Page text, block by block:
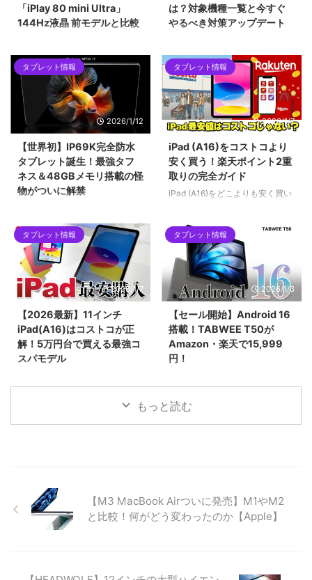
「iPlay 80 mini Ultra」
144Hz液晶 前モデルと比較
8.4インチタブレット「iPlay 80
mini Ultra」を紹介します。最新
チップセットのDimensity 9400
をはじめ、2.5Kの144Hzディス
プレイ、100W急速充電など、コ
ンパクトな筐体に詰め込まれた驚
異的なスペックについて解説して
います。ハイエンドな小型タブレ
ットを求めるユーザーにとって、
2026年現在の最有力候補となる1
台です。
は？対象機種一覧と今すぐ
やるべき対策アップデート
ックドア「Keenadu」問題。
Alldocube、Teclast、Headwolf
など、当サイトでも紹介した格安
タブレットが対象となった今回の
騒動を時系列で解説します。迅速
な対応で評価を上げたメーカー
は？手元の「Alldocube iPlay 60
mini pro」を例に、画像付きで対
策アップデートの手順も詳しくご
紹介します。
タブレット情報
2026/1/12
【世界初】IP69K完全防水
タブレット誕生！最強タフ
ネス＆48GBメモリ搭載の怪
物がついに解禁
IP69K完全防水タブレット
「Blackview MEGA 12」。12.2
インチ2.4K液晶、Dimensity
7200、最大48GBメモリ搭載の
フラッグシップ性能を誇りなが
ら、早期割引で299ドルという驚
異のコスパ。キーボードやペンな
ど豪華5大特典が貰える先行販売
セール情報を見逃すな！
タブレット情報
2026/1/7
iPad (A16)をコストコより
安く買う！楽天ポイント2重
取りの完全ガイド
iPad (A16)をどこよりも安く買い
ント2重取りルート」を徹底解説
します。SPU（ポイントアップ）
やお買い物マラソンをフル活用し
て、実質5万円台前半で手に入れ
る具体的な手順や、初心者がハマ
りやすい購入制限の注意点まで網
羅。2026年最新の最安値攻略ガ
イドです。
タブレット情報
2026/1/7
【2026最新】11インチ
iPad(A16)はコストコが正
解！5万円台で買える最強コ
スパモデル
一番売れている「11インチ
iPad（A16チップ搭載）」の価格
クセサリ、コストコで購入する際
の注意点まで詳しく解説します。
タブレット情報
2026/1/3
【セール開始】Android 16
搭載！TABWEE T50が
Amazon・楽天で15,999
円！
最新Android 16と高性能Unisoc
7250チップを搭載したタブレッ
もっと読む
【M3 MacBook Airついに発売】M1やM2
と比較！何がどう変わったのか【Apple】